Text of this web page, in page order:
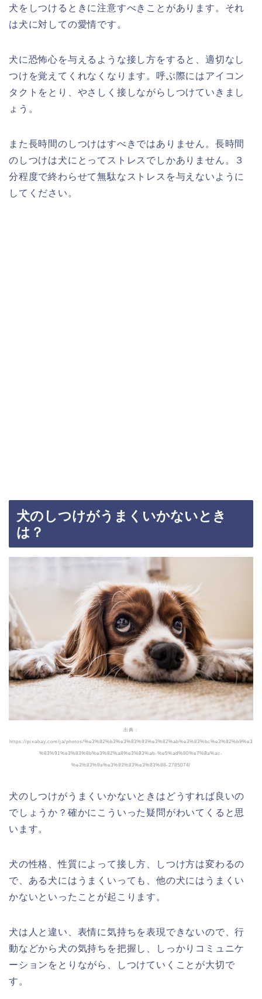
犬をしつけるときに注意すべきことがあります。それ
は犬に対しての愛情です。
犬に恐怖心を与えるような接し方をすると、適切なし
つけを覚えてくれなくなります。呼ぶ際にはアイコン
タクトをとり、やさしく接しながらしつけていきまし
ょう。
また長時間のしつけはすべきではありません。長時間
のしつけは犬にとってストレスでしかありません。３
分程度で終わらせて無駄なストレスを与えないように
してください。
犬のしつけがうまくいかないとき
は？
出典：
https://pixabay.com/ja/photos/%e3%82%b3%e3%83%83%e3%82%ab%e3%83%bc%e3%82%b9%e3
%83%91%e3%83%8b%e3%82%a8%e3%83%ab-%e5%ad%90%e7%8a%ac-
%e3%83%9a%e3%83%83%e3%83%88-2785074/
犬のしつけがうまくいかないときはどうすれば良いの
でしょうか？確かにこういった疑問がわいてくると思
います。
犬の性格、性質によって接し方、しつけ方は変わるの
で、ある犬にはうまくいっても、他の犬にはうまくい
かないといったことが起こります。
犬は人と違い、表情に気持ちを表現できないので、行
動などから犬の気持ちを把握し、しっかりコミュニケ
ーションをとりながら、しつけていくことが大切で
す。